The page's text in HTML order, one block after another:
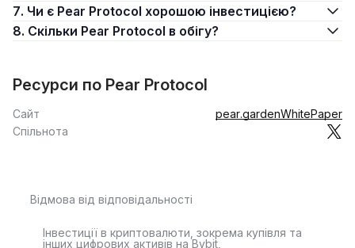
7. Чи є Pear Protocol хорошою інвестицією?
8. Скільки Pear Protocol в обігу?
Ресурси по Pear Protocol
Сайт pear.gardenWhitePaper
Спільнота
Відмова від відповідальності
Інвестиції в криптовалюти, зокрема купівля та
інших цифрових активів на Bybit,